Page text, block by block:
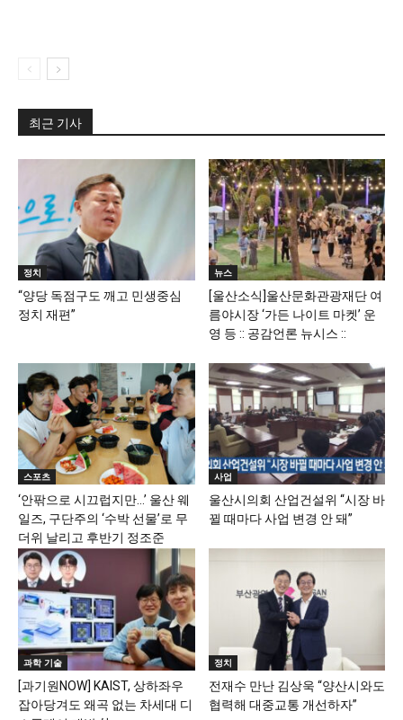
최근 기사
정치
“양당 독점구도 깨고 민생중심
정치 재편”
뉴스
[울산소식]울산문화관광재단 여
름야시장 ‘가든 나이트 마켓’ 운
영 등 :: 공감언론 뉴시스 ::
스포츠
‘안팎으로 시끄럽지만…’ 울산 웨
일즈, 구단주의 ‘수박 선물’로 무
더위 날리고 후반기 정조준
사업
울산시의회 산업건설위 “시장 바
뀔 때마다 사업 변경 안 돼”
과학 기술
[과기원NOW] KAIST, 상하좌우
잡아당겨도 왜곡 없는 차세대 디
정치
전재수 만난 김상욱 “양산시와도
협력해 대중교통 개선하자”